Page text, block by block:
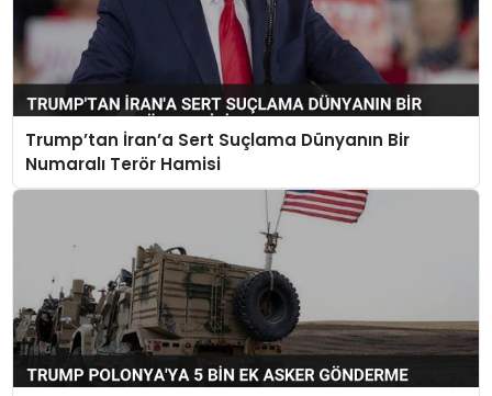
Trump’tan İran’a Sert Suçlama Dünyanın Bir
Numaralı Terör Hamisi